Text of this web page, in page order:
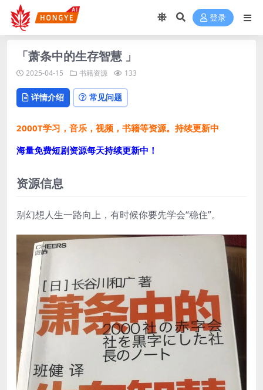
登录
「萧条中的生存智慧 」
2025-04-15 书籍资源 133
详情介绍 常见问题
2000T学习，音乐，视频，书籍等资源。持续更新中
海量免费短剧资源每天持续更新中！
资源信息
别幻想人生一路向上，有时候你要先学会“稳住”。